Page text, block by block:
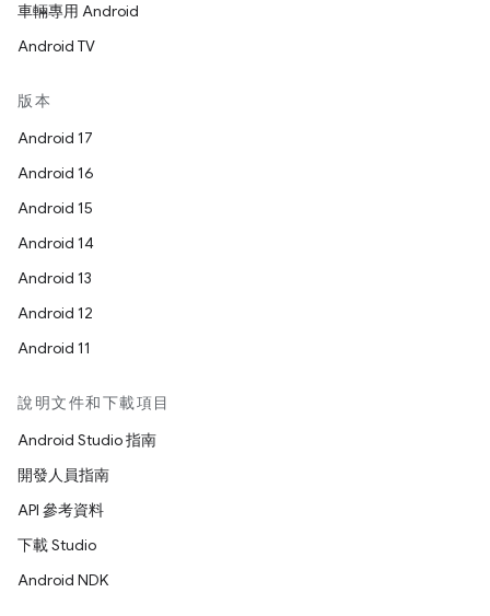
車輛專用 Android
Android TV
版本
Android 17
Android 16
Android 15
Android 14
Android 13
Android 12
Android 11
說明文件和下載項目
Android Studio 指南
開發人員指南
API 參考資料
下載 Studio
Android NDK